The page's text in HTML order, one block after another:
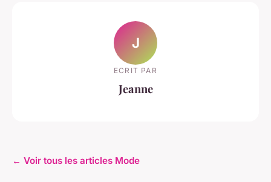
J
ECRIT PAR
Jeanne
← Voir tous les articles Mode